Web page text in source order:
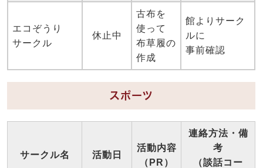
エコぞうり
サークル
休止中
古布を
使って
布草履の
作成
館よりサーク
ルに
事前確認
スポーツ
サークル名 活動日
活動内容
（PR）
連絡方法・備
考
（談話コー